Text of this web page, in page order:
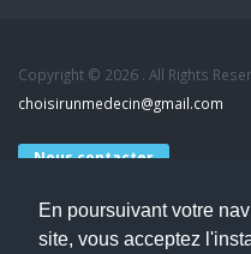
En poursuivant votre
site, vous acceptez
Copyright © 2026 . All Rights
choisirunmedecin@gmail.com
Nous contacter
Accueil
Blog